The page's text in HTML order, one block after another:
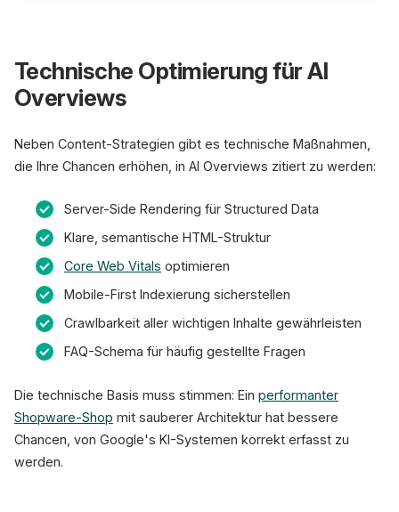
Technische Optimierung für AI
Overviews
Neben Content-Strategien gibt es technische Maßnahmen,
die Ihre Chancen erhöhen, in AI Overviews zitiert zu werden:
Server-Side Rendering für Structured Data
Klare, semantische HTML-Struktur
Core Web Vitals optimieren
Mobile-First Indexierung sicherstellen
Crawlbarkeit aller wichtigen Inhalte gewährleisten
FAQ-Schema für häufig gestellte Fragen
Die technische Basis muss stimmen: Ein performanter
Shopware-Shop mit sauberer Architektur hat bessere
Chancen, von Google's KI-Systemen korrekt erfasst zu
werden.